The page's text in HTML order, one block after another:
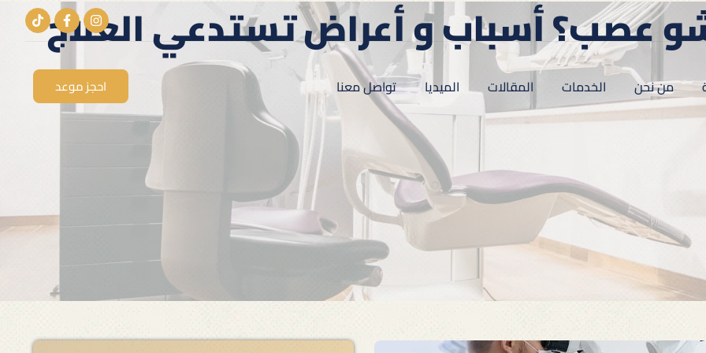
من نحن الخدمات المقالات الميديا تواصل معنا احجز موعد
عصب؟ أسباب و أعراض تستدعي العلاج